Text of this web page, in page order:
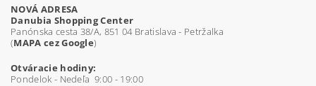
NOVÁ ADRESA
Danubia Shopping Center
Panónska cesta 38/A, 851 04 Bratislava - Petržalka
(MAPA cez Google)
Otváracie hodiny:
Pondelok - Nedeľa 9:00 - 19:00